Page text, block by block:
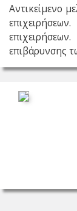
Αντικείμενο
επιβάρυνσης